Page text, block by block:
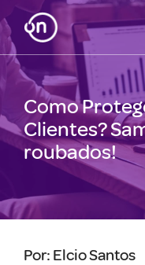
Como
Clientes?
roubados!
Por: Elcio Santos